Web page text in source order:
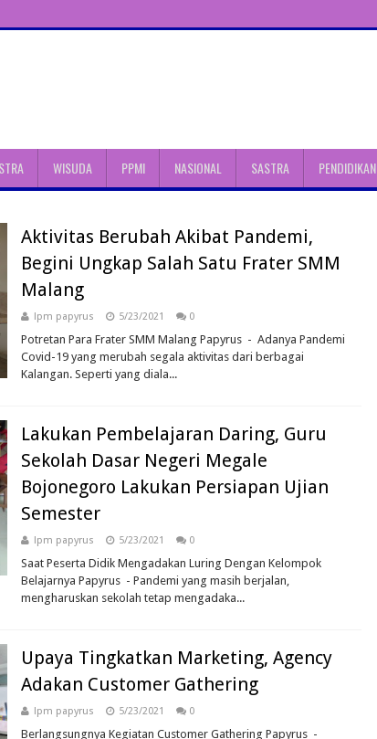
WISUDA PPMI NASIONAL SASTRA PENDIDIKAN
Aktivitas Berubah Akibat Pandemi,
Begini Ungkap Salah Satu Frater SMM
Malang
lpm papyrus 5/23/2021 0
Potretan Para Frater SMM Malang Papyrus - Adanya Pandemi
Covid-19 yang merubah segala aktivitas dari berbagai
Kalangan. Seperti yang diala...
Lakukan Pembelajaran Daring, Guru
Sekolah Dasar Negeri Megale
Bojonegoro Lakukan Persiapan Ujian
Semester
lpm papyrus 5/23/2021 0
Saat Peserta Didik Mengadakan Luring Dengan Kelompok
Belajarnya Papyrus - Pandemi yang masih berjalan,
mengharuskan sekolah tetap mengadaka...
Upaya Tingkatkan Marketing, Agency
Adakan Customer Gathering
lpm papyrus 5/23/2021 0
Berlangsungnya Kegiatan Customer Gathering Papyrus -